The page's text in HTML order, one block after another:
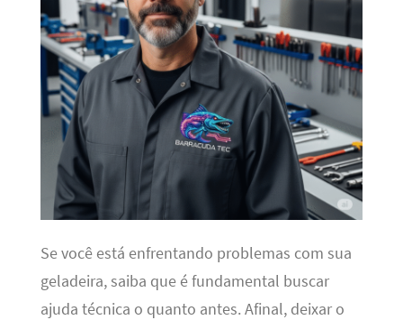
Se você está enfrentando problemas com sua
geladeira, saiba que é fundamental buscar
ajuda técnica o quanto antes. Afinal, deixar o